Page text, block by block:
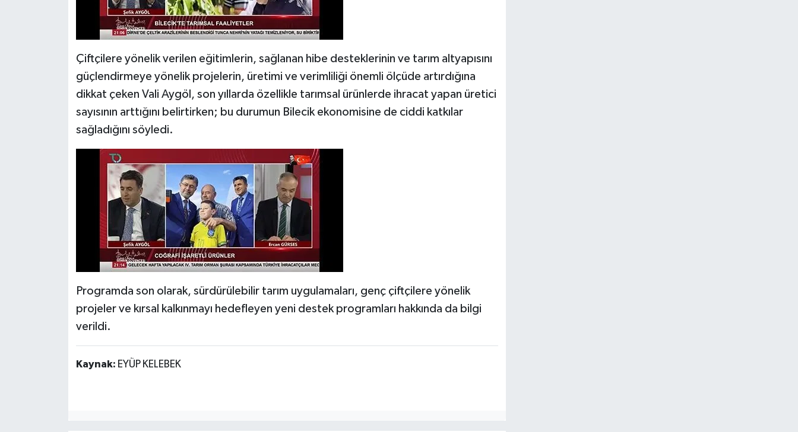
Çiftçilere yönelik verilen eğitimlerin, sağlanan hibe desteklerinin ve tarım altyapısını
güçlendirmeye yönelik projelerin, üretimi ve verimliliği önemli ölçüde artırdığına
dikkat çeken Vali Aygöl, son yıllarda özellikle tarımsal ürünlerde ihracat yapan üretici
sayısının arttığını belirtirken; bu durumun Bilecik ekonomisine de ciddi katkılar
sağladığını söyledi.
Programda son olarak, sürdürülebilir tarım uygulamaları, genç çiftçilere yönelik
projeler ve kırsal kalkınmayı hedefleyen yeni destek programları hakkında da bilgi
verildi.
Kaynak: EYÜP KELEBEK